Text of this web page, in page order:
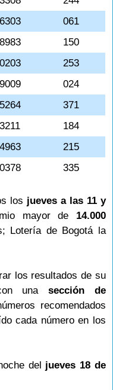
6303
061
8983
150
0203
253
9009
024
5264
371
3211
184
4963
215
0378 335
los jueves a las 11 y
mayor de 14.000
Lotería de Bogotá la
los resultados de su
una sección de
recomendados
cada número en los
del jueves 18 de